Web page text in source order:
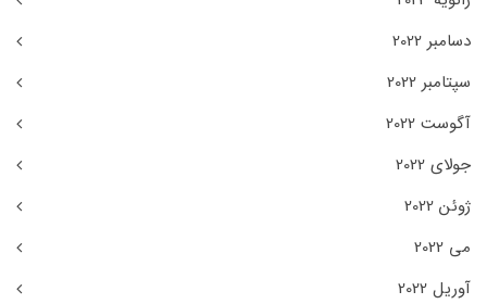
دسامبر 2022
سپتامبر 2022
آگوست 2022
جولای 2022
ژوئن 2022
می 2022
آوریل 2022